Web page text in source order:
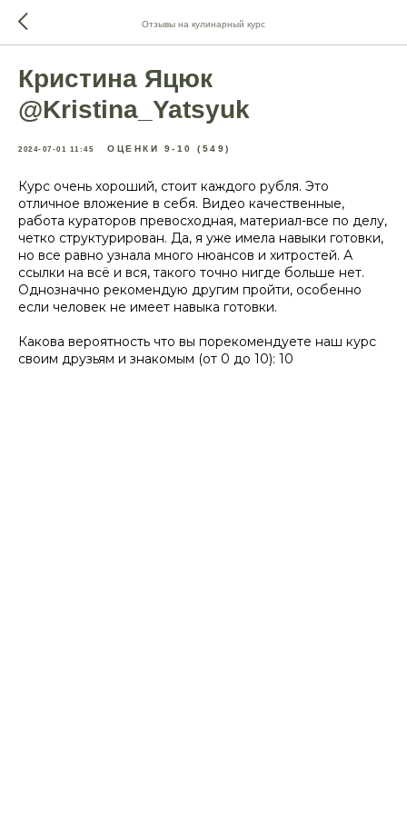
Отзывы на кулинарный курс
Кристина Яцюк
@Kristina_Yatsyuk
2024-07-01 11:45 ОЦЕНКИ 9-10 (549)
Курс очень хороший, стоит каждого рубля. Это
отличное вложение в себя. Видео качественные,
работа кураторов превосходная, материал-все по делу,
четко структурирован. Да, я уже имела навыки готовки,
но все равно узнала много нюансов и хитростей. А
ссылки на всё и вся, такого точно нигде больше нет.
Однозначно рекомендую другим пройти, особенно
если человек не имеет навыка готовки.
Какова вероятность что вы порекомендуете наш курс
своим друзьям и знакомым (от 0 до 10): 10